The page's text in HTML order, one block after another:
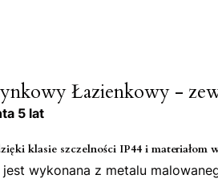
Łazienkowy -
5 lat
klasie szczelności IP44 i
wykonana z metalu